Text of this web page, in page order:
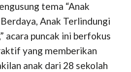
tema “Anak
Anak Terlindungi
acara puncak ini berfokus
yang memberikan
anak dari 28 sekolah